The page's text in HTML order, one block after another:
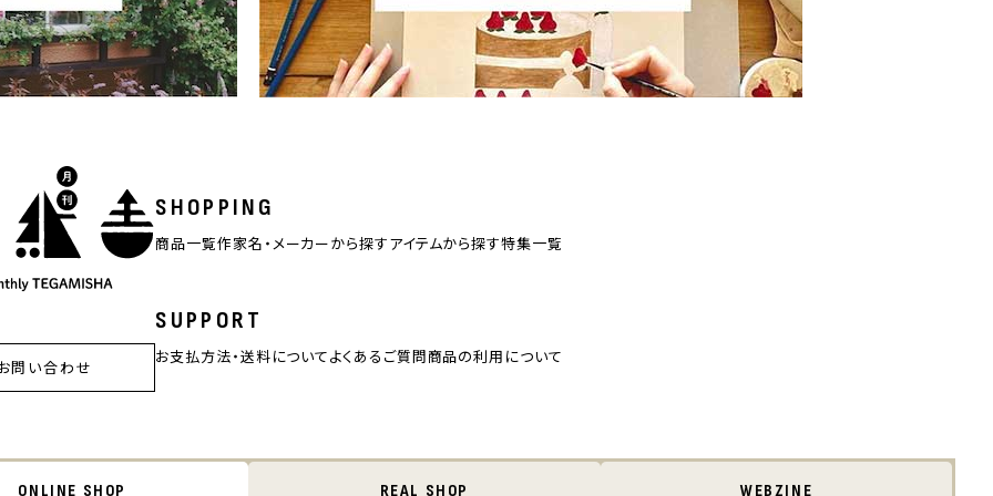
SHOPPING
商品一覧作家名・メーカーから探すアイテムから探す特集一覧
SUPPORT
お支払方法・送料についてよくあるご質問商品の利用について
問い合わせ
ONLINE SHOP REAL SHOP WEBZINE